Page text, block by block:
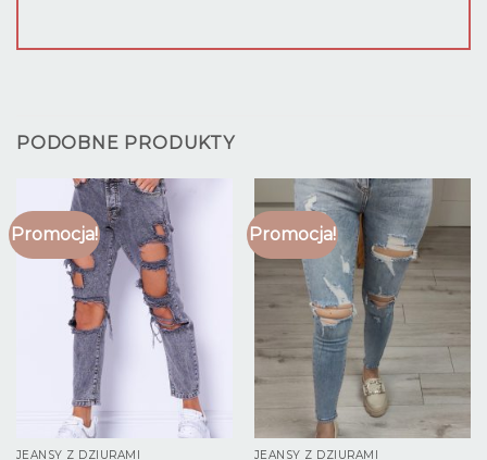
PODOBNE PRODUKTY
Promocja!
JEANSY Z DZIURAMI
Promocja!
JEANSY Z DZIURAMI